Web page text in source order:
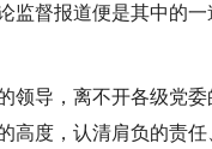
督报道便是其中的一
领导，离不开各级党
高度，认清肩负的责